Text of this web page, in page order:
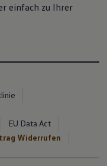
einfach zu Ihrer
EU Data Act
Widerrufen